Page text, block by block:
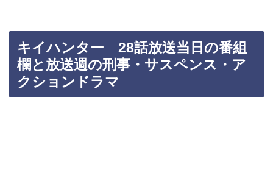
キイハンター 28話放送当日の番組
欄と放送週の刑事・サスペンス・ア
クションドラマ